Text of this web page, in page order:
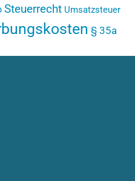
Steuerrecht Umsatzsteuer
§ 35a